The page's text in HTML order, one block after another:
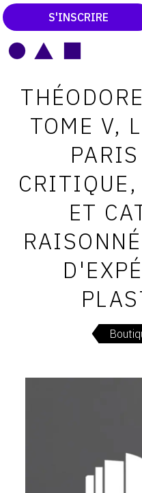
S'INSCRIRE
navigation
LES
LES
ARCHIVES
ACTUALITÉS
LIBRAIRIE :
PUBLIER
TOME V,
CRITIQUE,
ET